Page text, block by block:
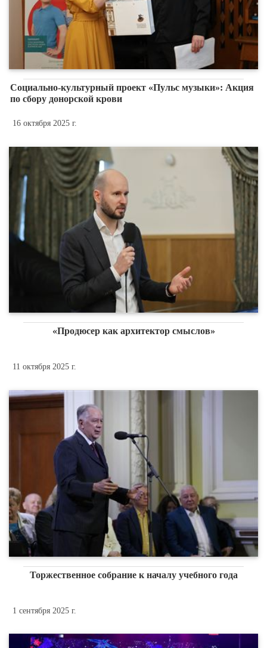
Социально-культурный проект «Пульс музыки»: Акция
по сбору донорской крови
16 октября 2025 г.
«Продюсер как архитектор смыслов»
11 октября 2025 г.
Торжественное собрание к началу учебного года
1 сентября 2025 г.